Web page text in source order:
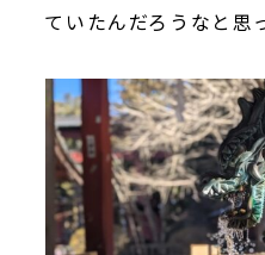
ていたんだろうなと思